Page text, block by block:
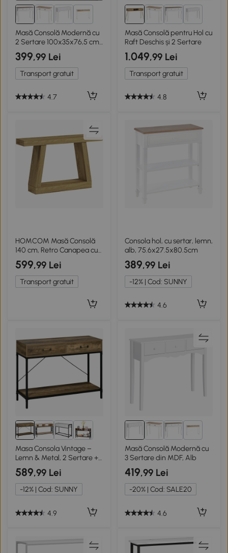
2+
Masă Consolă Modernă cu
2 Sertare 100x35x76,5 cm
Alb
399,99 Lei
Transport gratuit
4.7
2+
Masă Consolă pentru Hol cu
Raft Deschis și 2 Sertare
1.049,99 Lei
Transport gratuit
4.8
HOMCOM Masă Consolă
140 cm, Retro Canapea cu
Spațiu de Depozitare,
Stejar.
599,99 Lei
Transport gratuit
Consola hol, cu sertar, lemn,
alb, 75.6x27.5x80.5cm
389,99 Lei
-12% | Cod: SUNNY
4.6
Masa Consola Vintage –
Lemn & Metal, 2 Sertare +
Raft
589,99 Lei
-12% | Cod: SUNNY
4.9
2+
Masă Consolă Modernă cu
3 Sertare din MDF, Alb
419,99 Lei
-20% | Cod: SALE20
4.6